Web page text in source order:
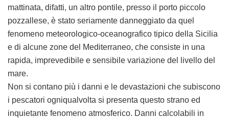
mattinata, difatti, un altro pontile, presso il porto piccolo
pozzallese, è stato seriamente danneggiato da quel
fenomeno meteorologico-oceanografico tipico della Sicilia
e di alcune zone del Mediterraneo, che consiste in una
rapida, imprevedibile e sensibile variazione del livello del
mare.
Non si contano più i danni e le devastazioni che subiscono
i pescatori ogniqualvolta si presenta questo strano ed
inquietante fenomeno atmosferico. Danni calcolabili in